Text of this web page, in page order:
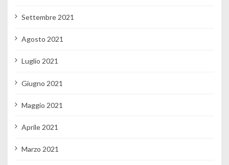
Settembre 2021
Agosto 2021
Luglio 2021
Giugno 2021
Maggio 2021
Aprile 2021
Marzo 2021